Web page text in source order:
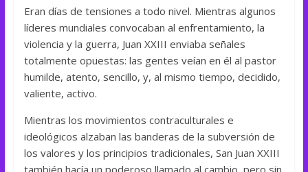
Eran días de tensiones a todo nivel. Mientras algunos
líderes mundiales convocaban al enfrentamiento, la
violencia y la guerra, Juan XXIII enviaba señales
totalmente opuestas: las gentes veían en él al pastor
humilde, atento, sencillo, y, al mismo tiempo, decidido,
valiente, activo.
Mientras los movimientos contraculturales e
ideológicos alzaban las banderas de la subversión de
los valores y los principios tradicionales, San Juan XXIII
también hacía un poderoso llamado al cambio, pero sin